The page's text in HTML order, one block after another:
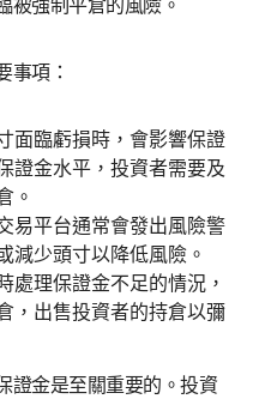
被強制平倉的風險。
事項：
面臨虧損時，會影響保證
證金水平，投資者需要及
。
易平台通常會發出風險警
減少頭寸以降低風險。
處理保證金不足的情況，
，出售投資者的持倉以彌
證金是至關重要的。投資